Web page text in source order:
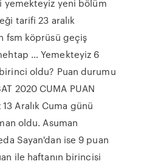
yemekteyiz yeni bölüm
tarifi 23 aralık
fsm köprüsü geçiş
… Yemekteyiz 6
oldu? Puan durumu
2020 CUMA PUAN
Aralık Cuma günü
oldu. Asuman
Sayan'dan ise 9 puan
ile haftanın birincisi